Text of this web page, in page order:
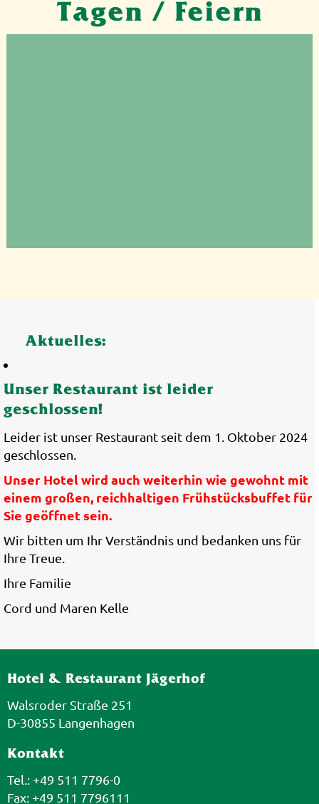
Tagen / Feiern
Aktuelles:
Unser Restaurant ist leider
geschlossen!
Leider ist unser Restaurant seit dem 1. Oktober 2024
geschlossen.
Unser Hotel wird auch weiterhin wie gewohnt mit
einem großen, reichhaltigen Frühstücksbuffet für
Sie geöffnet sein.
Wir bitten um Ihr Verständnis und bedanken uns für
Ihre Treue.
Ihre Familie
Cord und Maren Kelle
Hotel & Restaurant Jägerhof
Walsroder Straße 251
D-30855 Langenhagen
Kontakt
Tel.: +49 511 7796-0
Fax: +49 511 7796111